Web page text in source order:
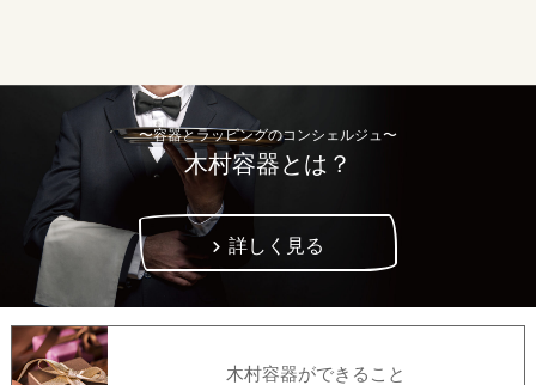
〜容器とラッピングのコンシェルジュ〜
木村容器とは？
詳しく見る
木村容器ができること